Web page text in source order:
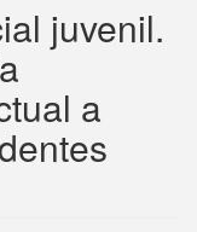
juvenil.
a